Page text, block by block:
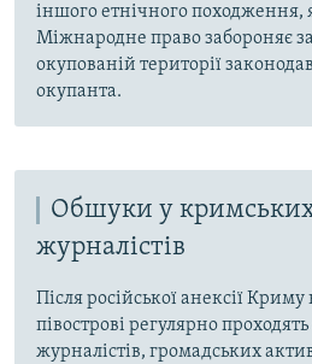
іншого етнічного походження,
Міжнародне право забороняє
окупованій території
окупанта.
Обшуки у кримських
журналістів
Після російської анексії
півострові регулярно
журналістів, громадських